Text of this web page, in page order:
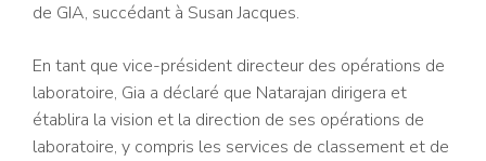
de GIA, succédant à Susan Jacques.
En tant que vice-président directeur des opérations de
laboratoire, Gia a déclaré que Natarajan dirigera et
établira la vision et la direction de ses opérations de
laboratoire, y compris les services de classement et de